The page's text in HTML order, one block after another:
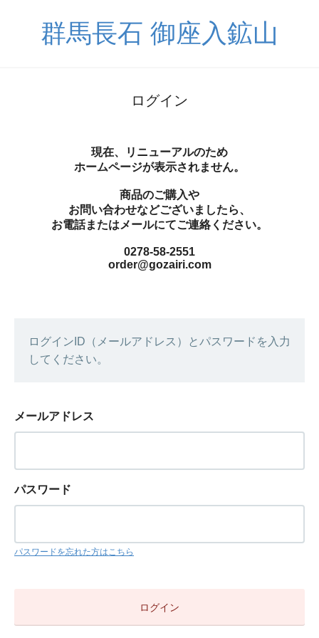
群馬長石 御座入鉱山
ログイン
現在、リニューアルのため
ホームページが表示されません。
商品のご購入や
お問い合わせなどございましたら、
お電話またはメールにてご連絡ください。
0278-58-2551
order@gozairi.com
ログインID（メールアドレス）とパスワードを入力
してください。
メールアドレス
パスワード
パスワードを忘れた方はこちら